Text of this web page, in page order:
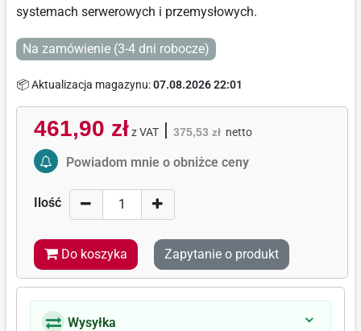
systemach serwerowych i przemysłowych.
Na zamówienie (3-4 dni robocze)
📦 Aktualizacja magazynu:07.08.2026 22:01
461,90 zł z VAT| 375,53 zł netto
Activate Price Alert
Powiadom mnie o obniżce ceny
Ilość
Do koszyka Zapytanie o produkt
Wysyłka